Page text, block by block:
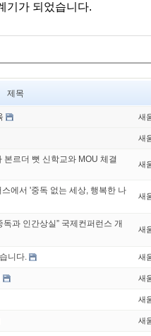
기가 되었습니다.
제목
새
새
본르더 뻣 신학교와 MOU 체결 새
에서 '중독 없는 세상, 행복한 나
새
독과 인간상실” 국제컨퍼런스 개
새
니다. 새
새
새
새